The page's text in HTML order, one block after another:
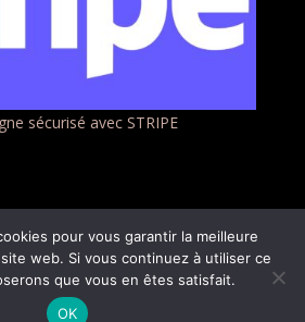
sécurisé avec STRIPE
Sweet Lodges 2022 - Création
FILEAS DIGITAL
pour vous garantir la meilleure
web. Si vous continuez à utiliser ce
que vous en êtes satisfait.
OK